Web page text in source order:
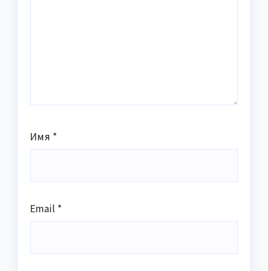
Имя *
Email *